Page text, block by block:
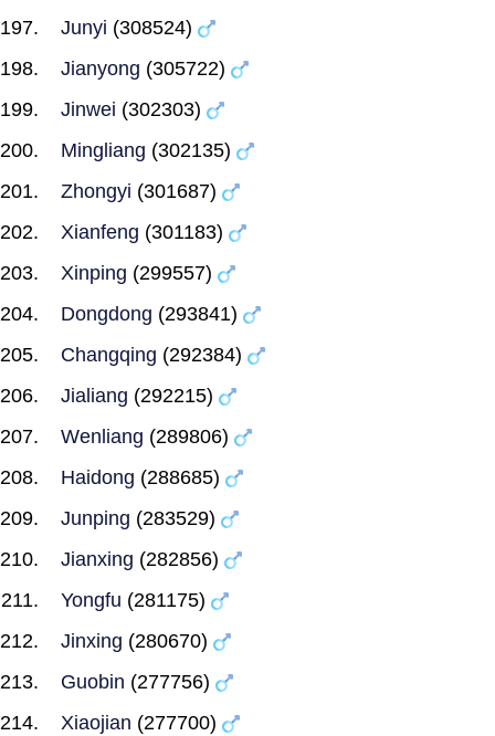
Junyi (308524)
Jianyong (305722)
Jinwei (302303)
Mingliang (302135)
Zhongyi (301687)
Xianfeng (301183)
Xinping (299557)
Dongdong (293841)
Changqing (292384)
Jialiang (292215)
Wenliang (289806)
Haidong (288685)
Junping (283529)
Jianxing (282856)
Yongfu (281175)
Jinxing (280670)
Guobin (277756)
Xiaojian (277700)